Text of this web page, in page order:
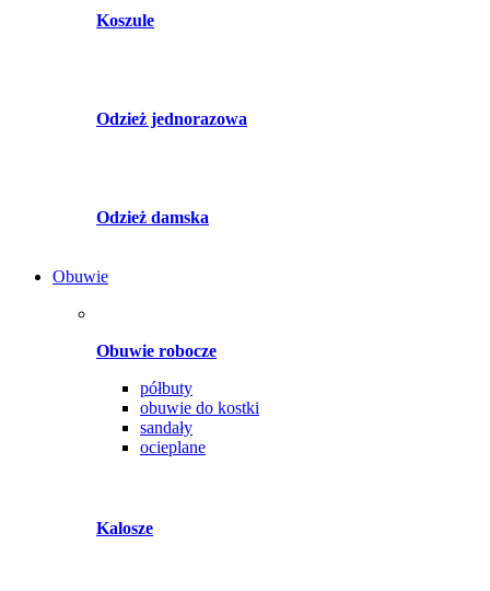
Koszule
Odzież jednorazowa
Odzież damska
Obuwie
Obuwie robocze
półbuty
obuwie do kostki
sandały
ocieplane
Kalosze